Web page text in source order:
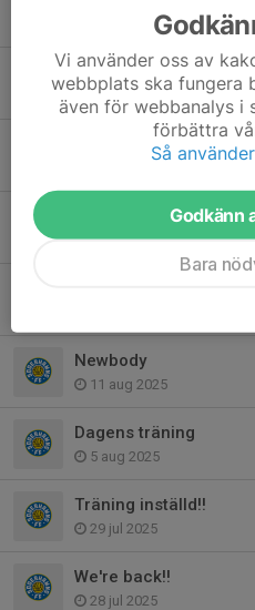
29 apr, 15:01
Poolspel - Gävle - 26/4
19 apr, 20:17
Inställd träning 23/2.
Försäsong 2026
9 feb, 19:32
Newbody
11 aug 2025
Dagens träning
5 aug 2025
Träning inställd!!
29 jul 2025
We're back!!
28 jul 2025
Vi använder oss av
webbplats ska fungera
även för webbanalys i
förbättra
Så
Godkänn
Bara